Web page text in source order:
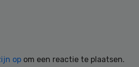
op om een reactie te plaatsen.